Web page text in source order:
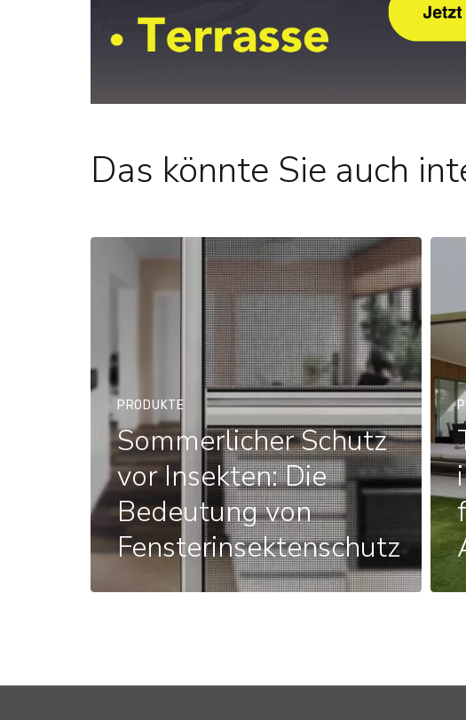
Das könnte Sie auch
PRODUKTE
Sommerlicher Schutz
vor Insekten: Die
Bedeutung von
Fensterinsektenschutz